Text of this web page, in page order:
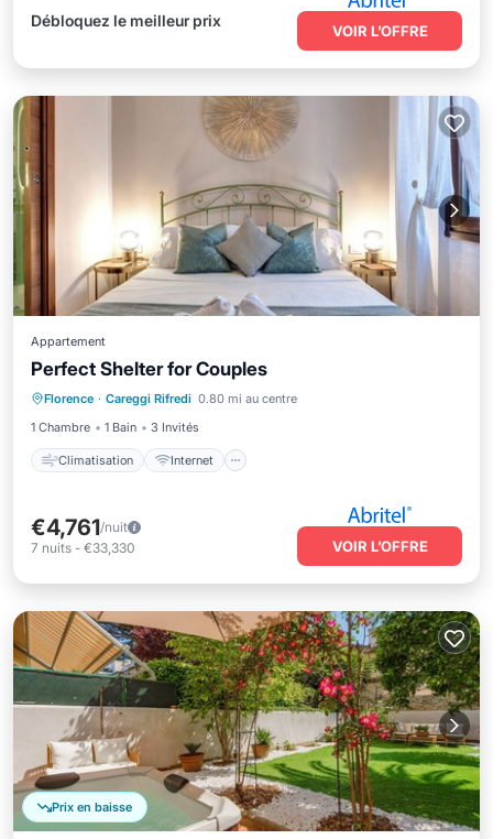
Débloquez le meilleur prix
VOIR L’OFFRE
Appartement
Perfect Shelter for Couples
Florence · Careggi Rifredi 0.80 mi au centre
1 Chambre
1 Bain 3 Invités
Climatisation Internet
Climatisation
Internet
Animaux acceptés
Adapté aux enfants
€4,761/nuit
7 nuits - €33,330 VOIR L’OFFRE
Prix en baisse